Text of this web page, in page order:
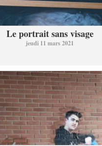
Le portrait sans visage
jeudi 11 mars 2021